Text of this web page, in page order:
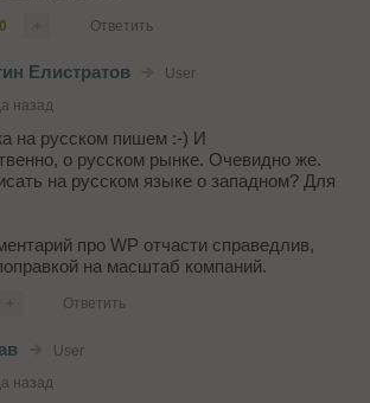
Ответить
Елистратов
User
назад
на русском пишем :-) И
о русском рынке. Очевидно же.
на русском языке о западном? Для
про WP отчасти справедлив,
на масштаб компаний.
Ответить
User
назад